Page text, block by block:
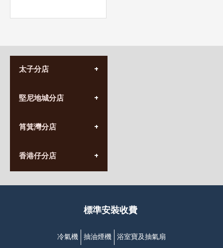
太子分店
營業時間:
九龍太子太子道西141號
堅尼地城分店
營業時間:
香港堅尼地城卑路乍街
(堅尼地城地鐵站B出口)
筲箕灣分店
營業時間:
(10:00am-20:30pm)
香港仔分店
營業時間:
香港香港仔成都道20-28號
(黃竹坑地鐵站轉4M專線小巴)
標準安裝收費
冷氣機 抽油煙機 浴室寶及抽氣扇